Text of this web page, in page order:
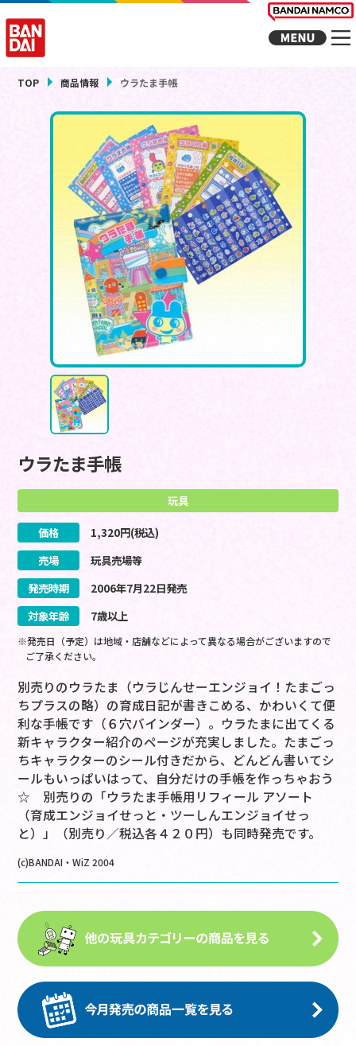
TOP 商品情報 ウラたま手帳
ウラたま手帳
玩具
価格 1,320円(税込)
売場
玩具売場等
発売時期
2006年7月22日発売
対象年齢
7歳以上
※発売日（予定）は地域・店舗などによって異なる場合がございますので
ご了承ください。
別売りのウラたま（ウラじんせーエンジョイ！たまごっ
ちプラスの略）の育成日記が書きこめる、かわいくて便
利な手帳です（６穴バインダー）。ウラたまに出てくる
新キャラクター紹介のページが充実しました。たまごっ
ちキャラクターのシール付きだから、どんどん書いてシ
ールもいっぱいはって、自分だけの手帳を作っちゃおう
☆ 別売りの「ウラたま手帳用リフィール アソート
（育成エンジョイせっと・ツーしんエンジョイせっ
と）」（別売り／税込各４２０円）も同時発売です。
(c)BANDAI・WiZ 2004